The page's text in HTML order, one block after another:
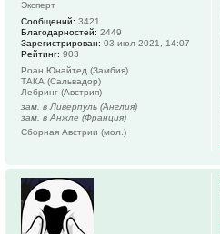
Эксперт
Сообщений: 3421
Благодарностей: 2449
Зарегистрирован: 03 июл 2021, 14:07
Рейтинг: 903
Роан Юнайтед (Замбия)
ТАКА (Сальвадор)
Лебринг (Австрия)
зам. в Ливерпуль (Англия)
зам. в Анжле (Франция)
Сборная Австрии (мол.)